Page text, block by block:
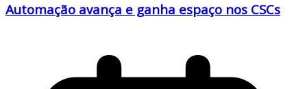
Automação avança e ganha espaço nos CSCs